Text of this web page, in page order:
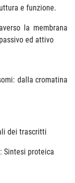
e funzione.
la membrana
ed attivo
dalla cromatina
dei trascritti
Sintesi proteica